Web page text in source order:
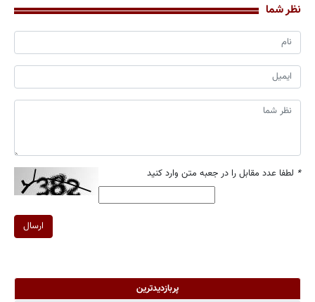
نظر شما
* لطفا عدد مقابل را در جعبه متن وارد کنید
ارسال
پربازدیدترین